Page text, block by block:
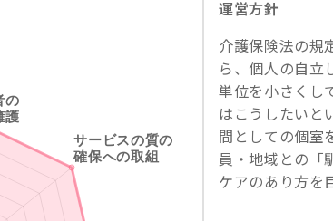
運営方針
介護保険法の規
ら、個人の自立
単位を小さくし
はこうしたいと
間としての個室
員・地域との「
ケアのあり方を